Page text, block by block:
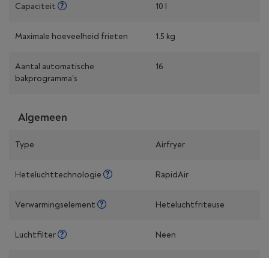
Capaciteit 10 l
Maximale hoeveelheid frieten 1.5 kg
Aantal automatische
bakprogramma's
16
Algemeen
Type Airfryer
Heteluchttechnologie RapidAir
Verwarmingselement Heteluchtfriteuse
Luchtfilter Neen